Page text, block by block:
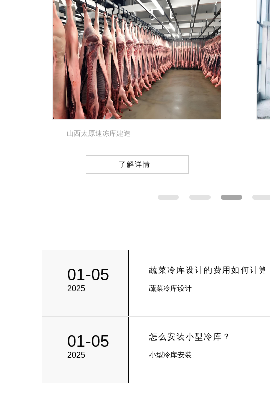
食品冷冻库安装
了解详情
01-05
2025
蔬菜冷库设计的费用如何计算
蔬菜冷库设计
01-05
2025
怎么安装小型冷库？
小型冷库安装